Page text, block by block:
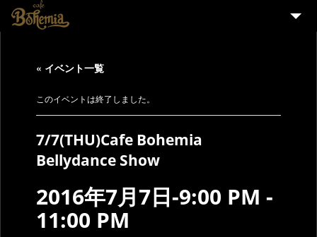
EVENT
STAFF WANTED
« イベント一覧
このイベントは終了しました。
7/7(THU)Cafe Bohemia
Bellydance Show
2016年7月7日-9:00 PM -
11:00 PM